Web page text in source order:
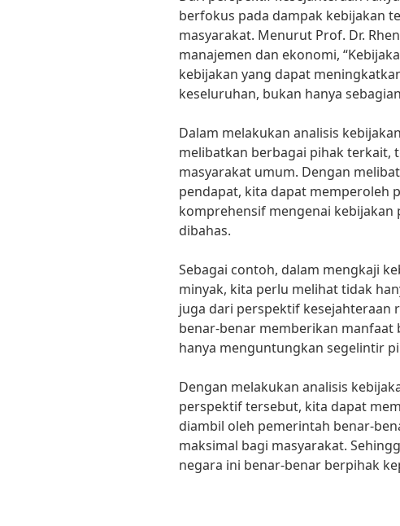
berfokus pada dampak kebijakan
masyarakat. Menurut Prof. Dr.
manajemen dan ekonomi,
kebijakan yang dapat
keseluruhan, bukan hanya
Dalam melakukan analisis
melibatkan berbagai pihak terkait,
masyarakat umum. Dengan
pendapat, kita dapat memperoleh
komprehensif mengenai kebijakan
dibahas.
Sebagai contoh, dalam mengkaji
minyak, kita perlu melihat tidak
juga dari perspektif kesejahteraan
benar-benar memberikan manfaat
hanya menguntungkan segelintir
Dengan melakukan analisis
perspektif tersebut, kita dapat
diambil oleh pemerintah benar-
maksimal bagi masyarakat.
negara ini benar-benar berpihak